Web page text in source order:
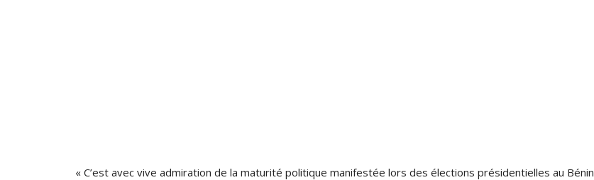
« C’est avec vive admiration de la maturité politique manifestée lors des élections présidentielles au Bénin